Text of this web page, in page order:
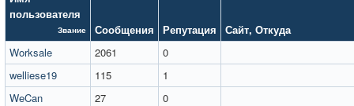
пользователя
Звание Сообщения Репутация Сайт, Откуда
Worksale
2061
0
welliese19
115
1
WeCan
27
0